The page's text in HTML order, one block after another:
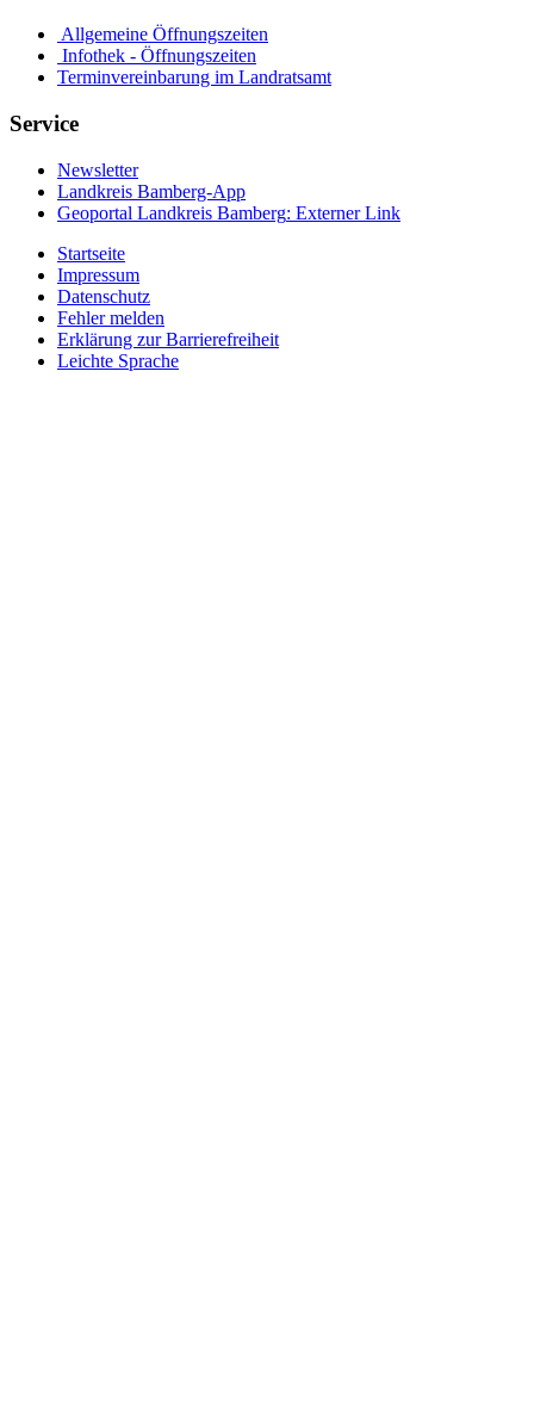
Allgemeine Öffnungszeiten
Infothek - Öffnungszeiten
Terminvereinbarung im Landratsamt
Service
Newsletter
Landkreis Bamberg-App
Geoportal Landkreis Bamberg: Externer Link
Startseite
Impressum
Datenschutz
Fehler melden
Erklärung zur Barrierefreiheit
Leichte Sprache